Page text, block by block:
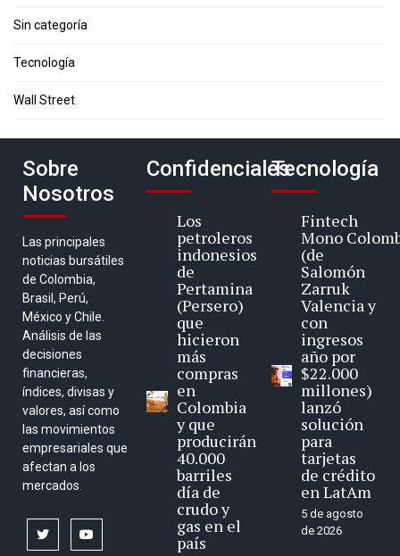
Sin categoría
Tecnología
Wall Street
Sobre
Nosotros
Las principales
noticias bursátiles
de Colombia,
Brasil, Perú,
México y Chile.
Análisis de las
decisiones
financieras,
índices, divisas y
valores, así como
las movimientos
empresariales que
afectan a los
mercados.
twitter
Confidenciales
Los
petroleros
indonesios
de
Pertamina
(Persero)
que
hicieron
más
compras
en
Colombia
y que
producirán
40.000
barriles
día de
crudo y
gas en el
país
Tecnología
Fintech
Mono
(de
Salomón
Zarruk
Valencia y
con
ingresos
año por
$22.000
millones)
lanzó
solución
para
tarjetas
de crédito
en LatAm
5 de agosto
de 2026